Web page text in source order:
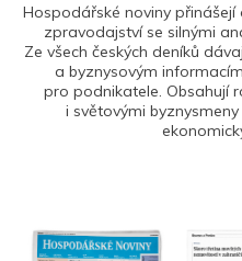
Hospodářské noviny
zpravodajství se silnými
Ze všech českých deníků
a byznysovým
pro podnikatele. Obsahují
i světovými